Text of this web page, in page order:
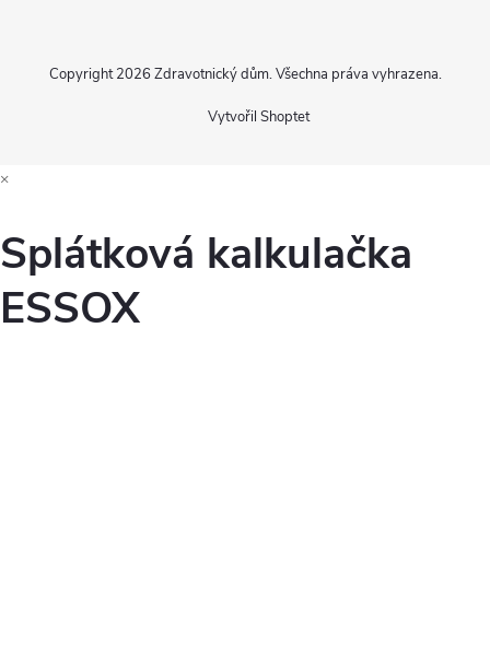
Vytvořil Shoptet
Copyright 2026 Zdravotnický dům. Všechna práva vyhrazena.
×
Splátková kalkulačka
ESSOX